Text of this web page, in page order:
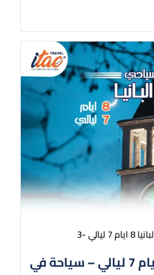
-3
برنامج سياحي البانيا 8 ايام 7 ليالي – سياحة في